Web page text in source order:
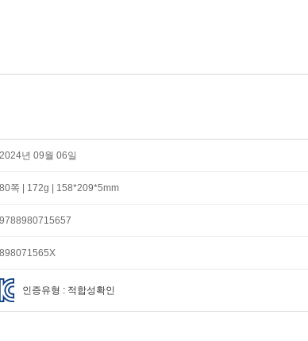
2024년 09월 06일
80쪽 | 172g | 158*209*5mm
9788980715657
898071565X
인증유형 : 적합성확인